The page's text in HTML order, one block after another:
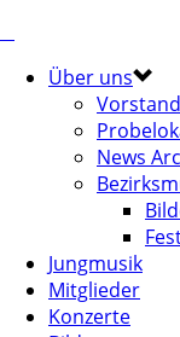
Über uns
Vorstand
News
Jungmusik
Mitglieder
Konzerte